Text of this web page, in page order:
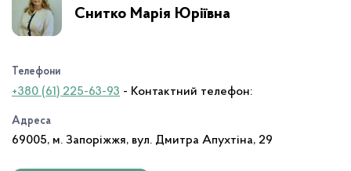
Снитко Марія Юріївна
Телефони
+380 (61) 225-63-93 - Контактний телефон:
Адреса
69005, м. Запоріжжя, вул. Дмитра Апухтіна, 29